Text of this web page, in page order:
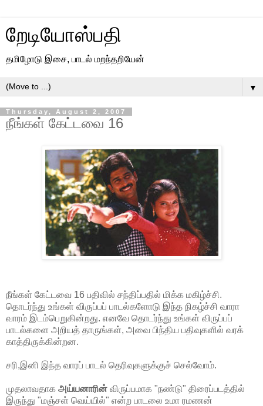
றேடியோஸ்பதி
தமிழோடு இசை, பாடல் மறந்தறியேன்
▼
Thursday, August 2, 2007
நீங்கள் கேட்டவை 16
நீங்கள் கேட்டவை 16 பதிவில் சந்திப்பதில் மிக்க மகிழ்ச்சி.
தொடர்ந்து உங்கள் விருப்பப் பாடல்களோடு இந்த நிகழ்ச்சி வாரா
வாரம் இடம்பெறுகின்றது. எனவே தொடர்ந்து உங்கள் விருப்பப்
பாடல்களை அறியத் தாருங்கள், அவை பிந்திய பதிவுகளில் வரக்
காத்திருக்கின்றன.
சரி,இனி இந்த வாரப் பாடல் தெரிவுகளுக்குச் செல்வோம்.
முதலாவதாக அய்யனாரின் விருப்பமாக "நண்டு" திரைப்படத்தில்
இருந்து "மஞ்சள் வெய்யில்" என்ற பாடலை உமா ரமணன்